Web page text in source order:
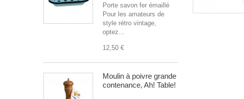
Porte savon fer émaillé
Pour les amateurs de
style rétro vintage,
optez...
12,50 €
Moulin à poivre grande
contenance, Ah! Table!